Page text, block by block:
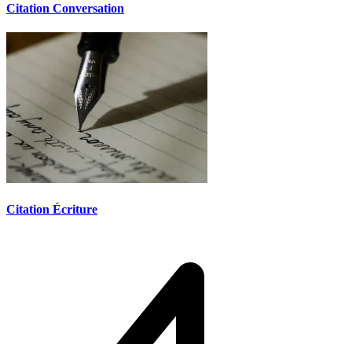
Citation Conversation
Citation Écriture